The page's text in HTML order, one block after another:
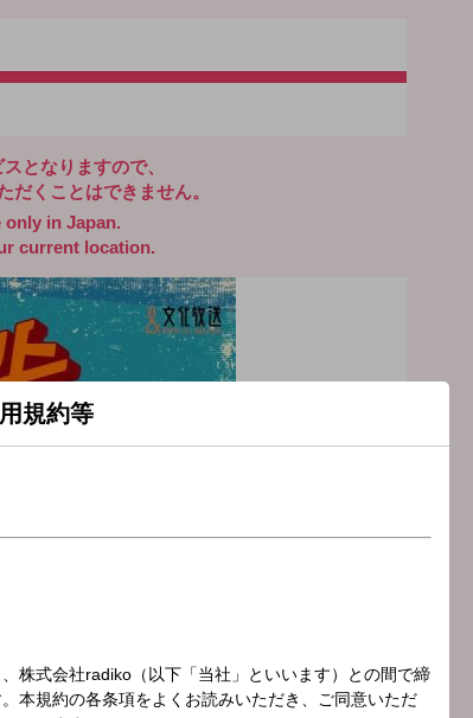
となりますので、
くことはできません。
only in Japan.
current location.
規約等